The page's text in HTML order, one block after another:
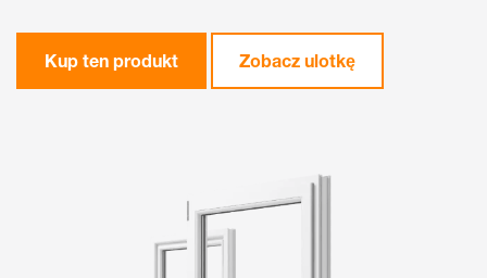
Kup ten produkt Zobacz ulotkę